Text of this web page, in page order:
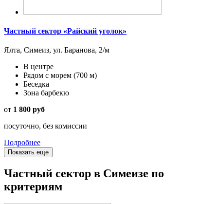
Частный сектор «Райский уголок»
Ялта, Симеиз, ул. Баранова, 2/м
В центре
Рядом с морем (700 м)
Беседка
Зона барбекю
от 1 800 руб
посуточно, без комиссии
Подробнее
Показать еще
Частный сектор в Симеизе по
критериям